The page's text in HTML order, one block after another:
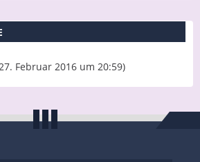
Februar 2016 um 20:59)